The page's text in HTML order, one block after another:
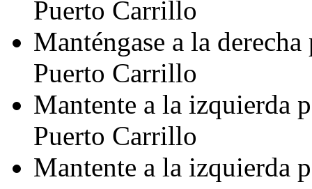
Puerto Carrillo
Manténgase a la
Puerto Carrillo
Mantente a la izquierda
Puerto Carrillo
Mantente a la izquierda